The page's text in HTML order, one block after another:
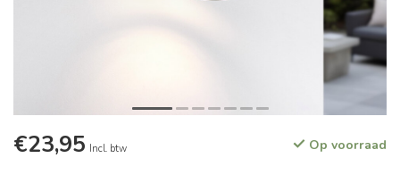
€23,95 Incl. btw Op voorraad